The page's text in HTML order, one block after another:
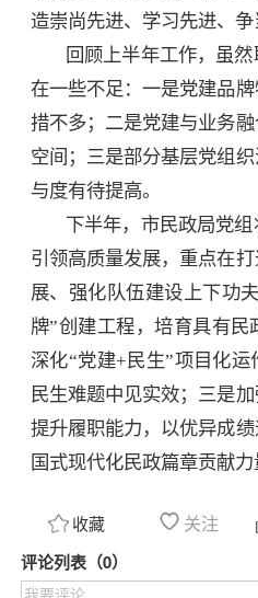
造崇尚先进、学习先进、争
回顾上半年工作，虽
在一些不足：一是党建品
措不多；二是党建与业务
空间；三是部分基层党组
与度有待提高。
下半年，市民政局党
引领高质量发展，重点在
展、强化队伍建设上下功
牌”创建工程，培育具有
深化“党建+民生”项目化
民生难题中见实效；三是加
提升履职能力，以优异成
国式现代化民政篇章贡献力
收藏 关注
评论列表（0）